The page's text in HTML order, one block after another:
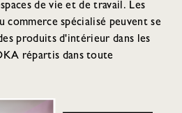
de vie et de travail. Les
spécialisé peuvent se
produits d'intérieur dans les
répartis dans toute